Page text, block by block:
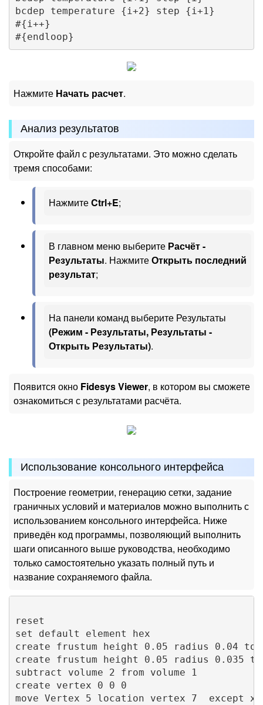
bcdep temperature {i+2} step {i+1}
#{i++}
Нажмите Начать расчет.
Анализ результатов
Откройте файл с результатами. Это можно сделать
тремя способами:
НажмитеCtrl+E;
В главном меню выберите Расчёт -
Результаты. НажмитеОткрыть последний
результат;
На панели команд выберите Результаты
(Режим - Результаты, Результаты -
Открыть Результаты).
Появится окно Fidesys Viewer, в котором вы сможете
ознакомиться с результатами расчёта.
Использование консольного интерфейсa
Построение геометрии, генерацию сетки, задание
граничных условий и материалов можно выполнить с
использованием консольного интерфейса. Ниже
приведён код программы, позволяющий выполнить
шаги описанного выше руководства, необходимо
только самостоятельно указать полный путь и
название сохраняемого файла.
reset
set default element hex
create frustum height 0.05 radius 0.04
create frustum height 0.05 radius 0.035
subtract volume 2 from volume 1
create vertex 0 0 0
move Vertex 5 location vertex 7  except x